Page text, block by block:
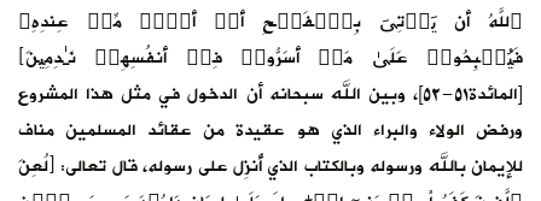
ٱللَّهُ أَن یَأۡتِیَ بِٱلۡفَتۡحِ أَوۡ أَمۡرࣲ مِّنۡ عِندِهِۦ
فَیُصۡبِحُوا۟ عَلَىٰ مَاۤ أَسَرُّوا۟ فِیۤ أَنفُسِهِمۡ نَـٰدِمِینَ﴾
[المائدة٥١-٥٢]، وبين الله سبحانه أن الدخول في مثل هذا المشروع
ورفض الولاء والبراء الذي هو عقيدة من عقائد المسلمين مناف
للإيمان بالله ورسوله وبالكتاب الذي أُنزِل على رسوله، قال تعالى: ﴿لُعِنَ